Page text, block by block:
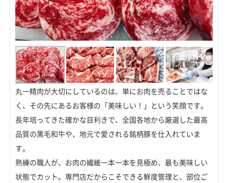
丸一精肉が大切にしているのは、単にお肉を売ることではな
く、その先にあるお客様の「美味しい！」という笑顔です。
長年培ってきた確かな目利きで、全国各地から厳選した最高
品質の黒毛和牛や、地元で愛される銘柄豚を仕入れていま
す。
熟練の職人が、お肉の繊維一本一本を見極め、最も美味しい
状態でカット。専門店だからこそできる鮮度管理と、部位ご